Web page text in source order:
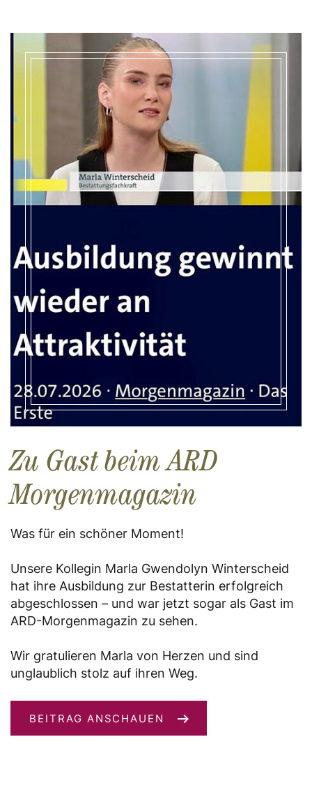
Zu Gast beim ARD
Morgenmagazin
Was für ein schöner Moment!
Unsere Kollegin Marla Gwendolyn Winterscheid
hat ihre Ausbildung zur Bestatterin erfolgreich
abgeschlossen – und war jetzt sogar als Gast im
ARD-Morgenmagazin zu sehen.
Wir gratulieren Marla von Herzen und sind
unglaublich stolz auf ihren Weg.
BEITRAG ANSCHAUEN